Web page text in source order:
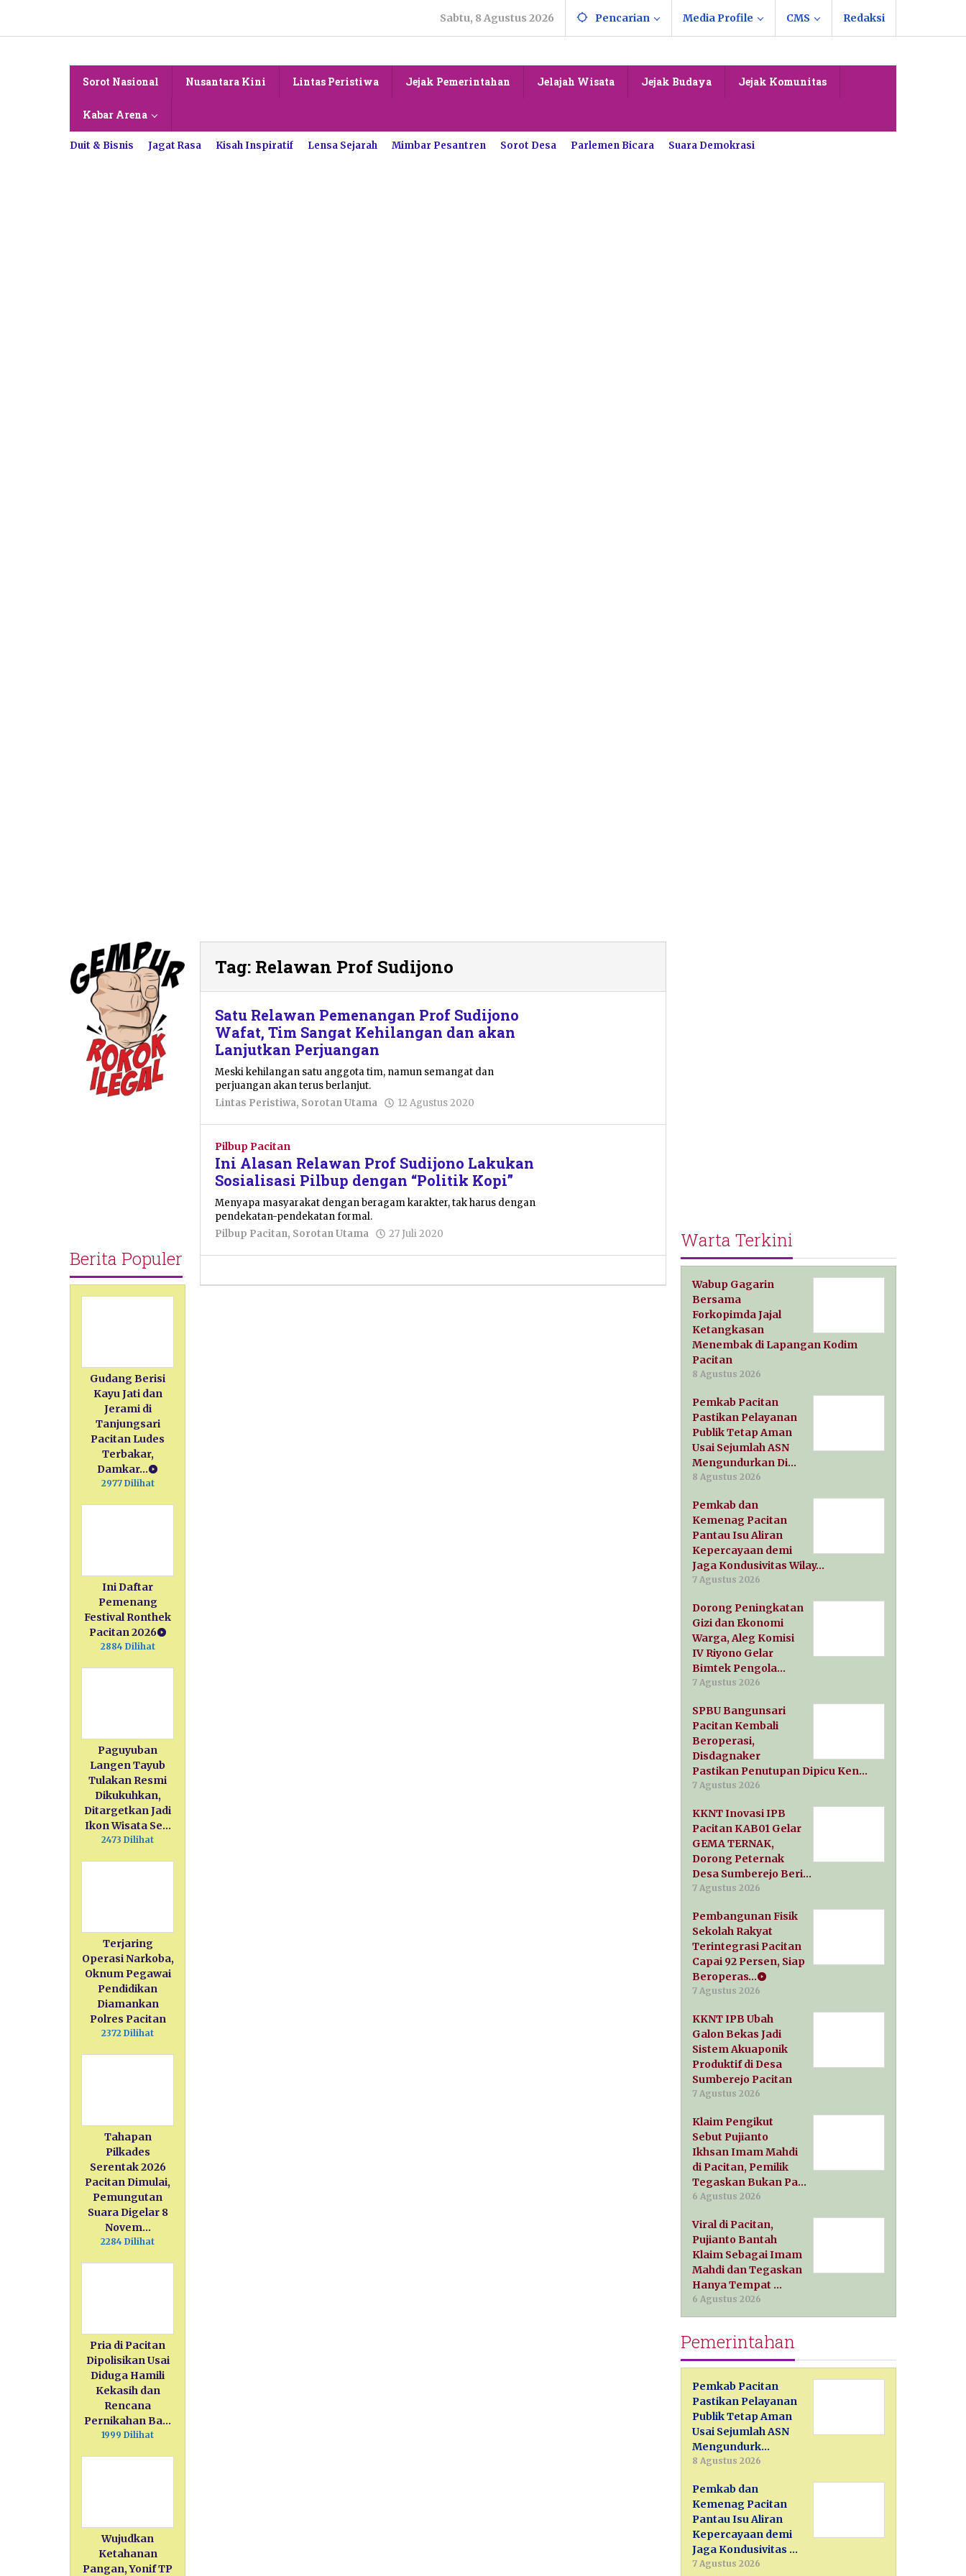
konten
Sabtu, 8 Agustus 2026 Pencarian Media Profile CMS Redaksi
Sorot Nasional Nusantara Kini Lintas Peristiwa Jejak Pemerintahan Jelajah Wisata Jejak Budaya Jejak Komunitas
Kabar Arena
Duit & Bisnis Jagat Rasa Kisah Inspiratif Lensa Sejarah Mimbar Pesantren Sorot Desa Parlemen Bicara Suara Demokrasi
Berita Populer
Gudang Berisi
Kayu Jati dan
Jerami di
Tanjungsari
Pacitan Ludes
Terbakar,
Damkar…
2977 Dilihat
Ini Daftar
Pemenang
Festival Ronthek
Pacitan 2026
2884 Dilihat
Paguyuban
Langen Tayub
Tulakan Resmi
Dikukuhkan,
Ditargetkan Jadi
Ikon Wisata Se…
2473 Dilihat
Terjaring
Operasi Narkoba,
Oknum Pegawai
Pendidikan
Diamankan
Polres Pacitan
2372 Dilihat
Tahapan
Pilkades
Serentak 2026
Pacitan Dimulai,
Pemungutan
Suara Digelar 8
Novem…
2284 Dilihat
Pria di Pacitan
Dipolisikan Usai
Diduga Hamili
Kekasih dan
Rencana
Pernikahan Ba…
1999 Dilihat
Wujudkan
Ketahanan
Pangan, Yonif TP
Tag: Relawan Prof Sudijono
Satu Relawan Pemenangan Prof Sudijono
Wafat, Tim Sangat Kehilangan dan akan
Lanjutkan Perjuangan
Meski kehilangan satu anggota tim, namun semangat dan
perjuangan akan terus berlanjut.
Lintas Peristiwa, Sorotan Utama 12 Agustus 2020
Pilbup Pacitan
Ini Alasan Relawan Prof Sudijono Lakukan
Sosialisasi Pilbup dengan “Politik Kopi”
Menyapa masyarakat dengan beragam karakter, tak harus dengan
pendekatan-pendekatan formal.
Pilbup Pacitan, Sorotan Utama 27 Juli 2020 Warta Terkini
Wabup Gagarin
Bersama
Forkopimda Jajal
Ketangkasan
Menembak di Lapangan Kodim
Pacitan
8 Agustus 2026
Pemkab Pacitan
Pastikan Pelayanan
Publik Tetap Aman
Usai Sejumlah ASN
Mengundurkan Di…
8 Agustus 2026
Pemkab dan
Kemenag Pacitan
Pantau Isu Aliran
Kepercayaan demi
Jaga Kondusivitas Wilay…
7 Agustus 2026
Dorong Peningkatan
Gizi dan Ekonomi
Warga, Aleg Komisi
IV Riyono Gelar
Bimtek Pengola…
7 Agustus 2026
SPBU Bangunsari
Pacitan Kembali
Beroperasi,
Disdagnaker
Pastikan Penutupan Dipicu Ken…
7 Agustus 2026
KKNT Inovasi IPB
Pacitan KAB01 Gelar
GEMA TERNAK,
Dorong Peternak
Desa Sumberejo Beri…
7 Agustus 2026
Pembangunan Fisik
Sekolah Rakyat
Terintegrasi Pacitan
Capai 92 Persen, Siap
Beroperas…
7 Agustus 2026
KKNT IPB Ubah
Galon Bekas Jadi
Sistem Akuaponik
Produktif di Desa
Sumberejo Pacitan
7 Agustus 2026
Klaim Pengikut
Sebut Pujianto
Ikhsan Imam Mahdi
di Pacitan, Pemilik
Tegaskan Bukan Pa…
6 Agustus 2026
Viral di Pacitan,
Pujianto Bantah
Klaim Sebagai Imam
Mahdi dan Tegaskan
Hanya Tempat …
6 Agustus 2026
Pemerintahan
Pemkab Pacitan
Pastikan Pelayanan
Publik Tetap Aman
Usai Sejumlah ASN
Mengundurk…
8 Agustus 2026
Pemkab dan
Kemenag Pacitan
Pantau Isu Aliran
Kepercayaan demi
Jaga Kondusivitas …
7 Agustus 2026